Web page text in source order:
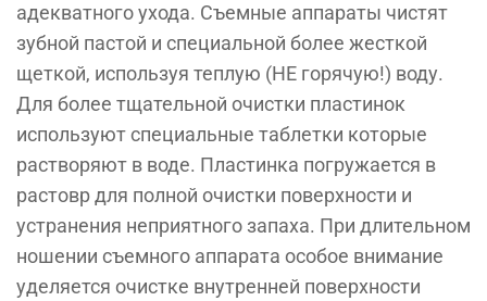
адекватного ухода. Съемные аппараты чистят
зубной пастой и специальной более жесткой
щеткой, используя теплую (НЕ горячую!) воду.
Для более тщательной очистки пластинок
используют специальные таблетки которые
растворяют в воде. Пластинка погружается в
растовр для полной очистки поверхности и
устранения неприятного запаха. При длительном
ношении съемного аппарата особое внимание
уделяется очистке внутренней поверхности